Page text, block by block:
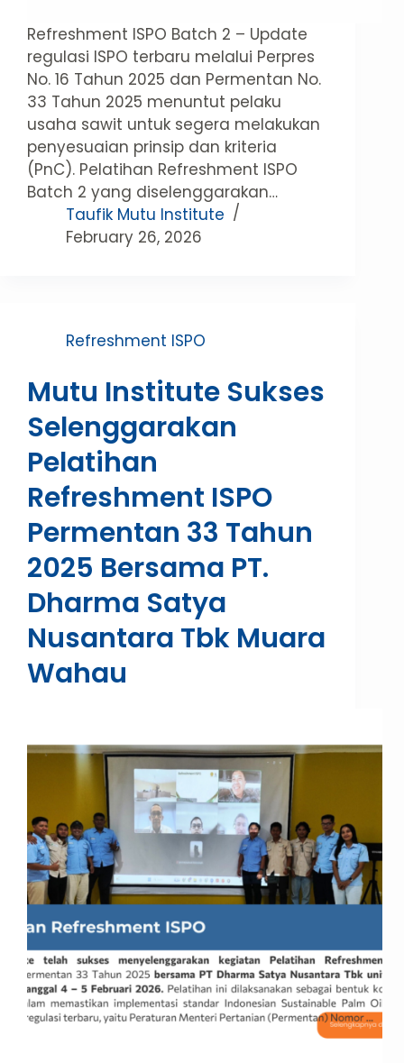
Refreshment ISPO Batch 2 – Update
regulasi ISPO terbaru melalui Perpres
No. 16 Tahun 2025 dan Permentan No.
33 Tahun 2025 menuntut pelaku
usaha sawit untuk segera melakukan
penyesuaian prinsip dan kriteria
(PnC). Pelatihan Refreshment ISPO
Batch 2 yang diselenggarakan…
Taufik Mutu Institute
February 26, 2026
Refreshment ISPO
Mutu Institute Sukses
Selenggarakan
Pelatihan
Refreshment ISPO
Permentan 33 Tahun
2025 Bersama PT.
Dharma Satya
Nusantara Tbk Muara
Wahau